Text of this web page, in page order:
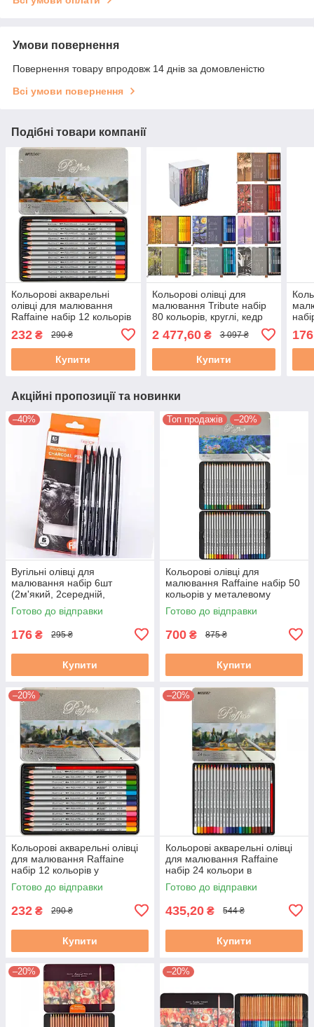
Умови повернення
Повернення товару впродовж 14 днів за домовленістю
Всі умови повернення
Подібні товари компанії
Кольорові акварельні
олівці для малювання
Raffaine набір 12 кольорів
пензлик
232 ₴ 290 ₴
Купити
Кольорові олівці для
малювання Tribute набір
80 кольорів, круглі, кедр
2 477,60₴ 3 097 ₴
Купити
176
Акційні пропозиції та новинки
–40%
Вугільні олівці для
малювання набір 6шт
(2м'який, 2середній,
2твердий) Woodless Art
Nation
Готово до відправки
176 ₴ 295 ₴
Купити
Топ продажів –20%
Кольорові олівці для
малювання Raffaine набір 50
кольорів у металевому
пеналі
Готово до відправки
700 ₴ 875 ₴
Купити
–20%
Кольорові акварельні олівці
для малювання Raffaine
набір 12 кольорів у
металевому пеналі + пензлик
Готово до відправки
232 ₴ 290 ₴
Купити
–20%
Кольорові акварельні олівці
для малювання Raffaine
набір 24 кольори в
металевому пеналі + пензлик
Готово до відправки
435,20 ₴ 544 ₴
Купити
–20% –20%